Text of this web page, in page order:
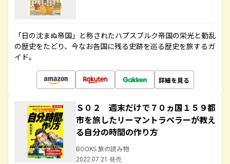
「日の沈まぬ帝国」と称されたハプスブルク帝国の栄光と動乱
の歴史をたどり、今なお各国に残る史跡を巡る歴史を旅するガ
イド。
詳細を見る
Ｓ０２ 週末だけで７０ヵ国１５９都
市を旅したリーマントラベラーが教え
る自分の時間の作り方
BOOKS 旅の読み物
2022.07.21 発売